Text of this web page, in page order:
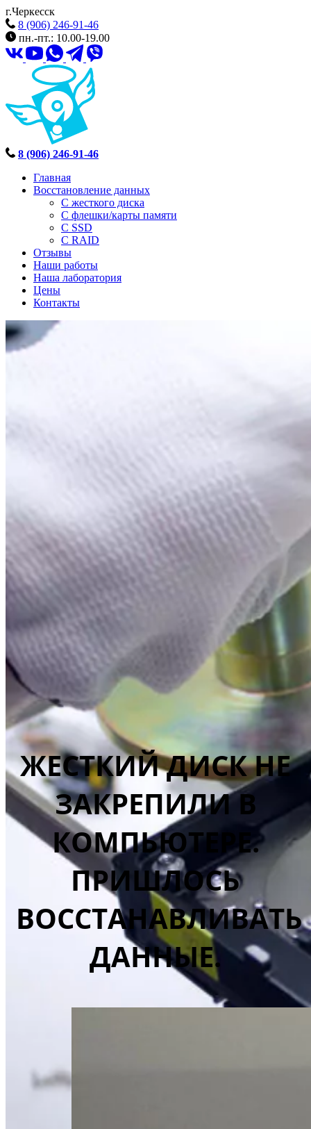
г.Черкесск
8 (906) 246-91-46
пн.-пт.: 10.00-19.00
8 (906) 246-91-46
Главная
Восстановление данных
С жесткого диска
С флешки/карты памяти
С SSD
С RAID
Отзывы
Наши работы
Наша лаборатория
Цены
Контакты
ЖЕСТКИЙ ДИСК НЕ
ЗАКРЕПИЛИ В
КОМПЬЮТЕРЕ.
ПРИШЛОСЬ
ВОССТАНАВЛИВАТЬ
ДАННЫЕ.